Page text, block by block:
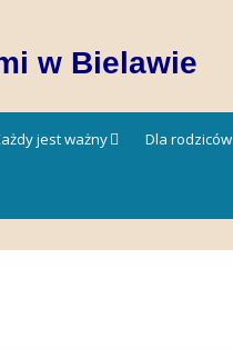
w Bielawie
jest ważny Dla rodziców